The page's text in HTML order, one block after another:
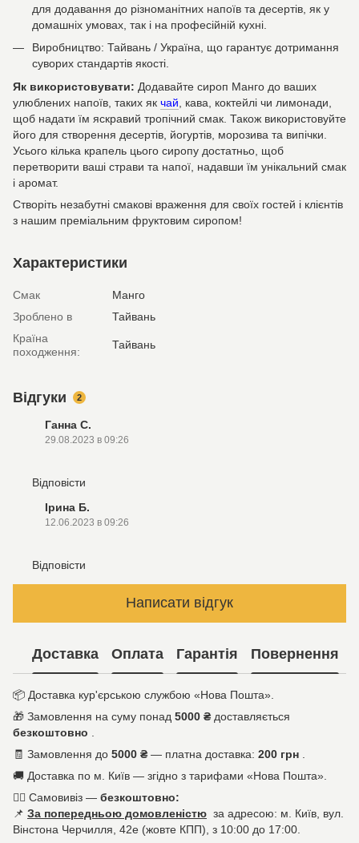
для додавання до різноманітних напоїв та десертів, як у
домашніх умовах, так і на професійній кухні.
Виробництво: Тайвань / Україна, що гарантує дотримання
суворих стандартів якості.
Як використовувати: Додавайте сироп Манго до ваших
улюблених напоїв, таких як чай , кава, коктейлі чи лимонади,
щоб надати їм яскравий тропічний смак. Також використовуйте
його для створення десертів, йогуртів, морозива та випічки.
Усього кілька крапель цього сиропу достатньо, щоб
перетворити ваші страви та напої, надавши їм унікальний смак
і аромат.
Створіть незабутні смакові враження для своїх гостей і клієнтів
з нашим преміальним фруктовим сиропом!
Характеристики
Смак
Манго
Зроблено в
Тайвань
Країна
походження:
Тайвань
Відгуки 2
Ганна С.
29.08.2023 в 09:26
Відповісти
Ірина Б.
12.06.2023 в 09:26
Відповісти
Написати відгук
Доставка Оплата Гарантія Повернення
📦 Доставка кур'єрською службою «Нова Пошта».
🎁 Замовлення на суму понад 5000 ₴ доставляється
безкоштовно
🧾 Замовлення до 5000 ₴ — платна доставка: 200 грн
🚚 Доставка по м. Київ — згідно з тарифами «Нова Пошта».
🚶‍♀️ Самовивіз — безкоштовно:
📌 За попередньою домовленістю за адресою: м. Київ, вул.
Вінстона Черчилля, 42е (жовте КПП), з 10:00 до 17:00.